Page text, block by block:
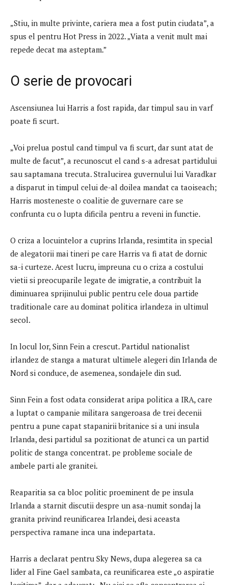
„Stiu, in multe privinte, cariera mea a fost putin ciudata”, a
spus el pentru Hot Press in 2022. „Viata a venit mult mai
repede decat ma asteptam.”
O serie de provocari
Ascensiunea lui Harris a fost rapida, dar timpul sau in varf
poate fi scurt.
„Voi prelua postul cand timpul va fi scurt, dar sunt atat de
multe de facut”, a recunoscut el cand s-a adresat partidului
sau saptamana trecuta. Stralucirea guvernului lui Varadkar
a disparut in timpul celui de-al doilea mandat ca taoiseach;
Harris mosteneste o coalitie de guvernare care se
confrunta cu o lupta dificila pentru a reveni in functie.
O criza a locuintelor a cuprins Irlanda, resimtita in special
de alegatorii mai tineri pe care Harris va fi atat de dornic
sa-i curteze. Acest lucru, impreuna cu o criza a costului
vietii si preocuparile legate de imigratie, a contribuit la
diminuarea sprijinului public pentru cele doua partide
traditionale care au dominat politica irlandeza in ultimul
secol.
In locul lor, Sinn Fein a crescut. Partidul nationalist
irlandez de stanga a maturat ultimele alegeri din Irlanda de
Nord si conduce, de asemenea, sondajele din sud.
Sinn Fein a fost odata considerat aripa politica a IRA, care
a luptat o campanie militara sangeroasa de trei decenii
pentru a pune capat stapanirii britanice si a uni insula
Irlanda, desi partidul sa pozitionat de atunci ca un partid
politic de stanga concentrat. pe probleme sociale de
ambele parti ale granitei.
Reaparitia sa ca bloc politic proeminent de pe insula
Irlanda a starnit discutii despre un asa-numit sondaj la
granita privind reunificarea Irlandei, desi aceasta
perspectiva ramane inca una indepartata.
Harris a declarat pentru Sky News, dupa alegerea sa ca
lider al Fine Gael sambata, ca reunificarea este „o aspiratie